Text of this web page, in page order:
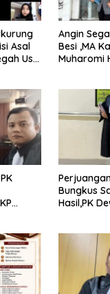
Asal
Usai
Angin
Besi ,MA
Muharomi
Bungkus
Hasil,PK